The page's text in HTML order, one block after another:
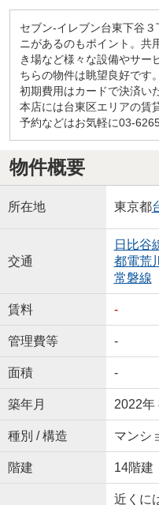
セブン-イレブン台東下谷
ニがあるのもポイント。共
き場など様々な設備やサー
ちらの物件は眺望良好です
初期費用はカードで決済
本店には台東区エリアの賃
予約などはお気軽に03-
物件概要
所在地 東京都
交通
日比谷
都電荒
常磐線 「
賃料 -
管理費等 -
面積 -
築年月 2022年
種別 / 構造 マンシ
階建 14階建
近くに